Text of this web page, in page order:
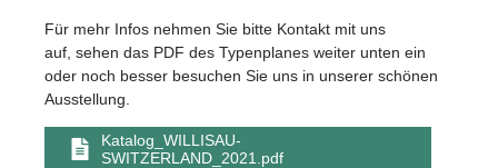
Für mehr Infos nehmen Sie bitte Kontakt mit uns
auf, sehen das PDF des Typenplanes weiter unten ein
oder noch besser besuchen Sie uns in unserer schönen
Ausstellung.
Katalog_WILLISAU-
SWITZERLAND_2021.pdf